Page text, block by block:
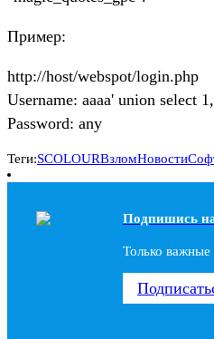
Пример:
http://host/webspot/login.php
Username: aaaa' union select
Password: any
Теги:SCOLOURВзломНовости
Подпишись
Только